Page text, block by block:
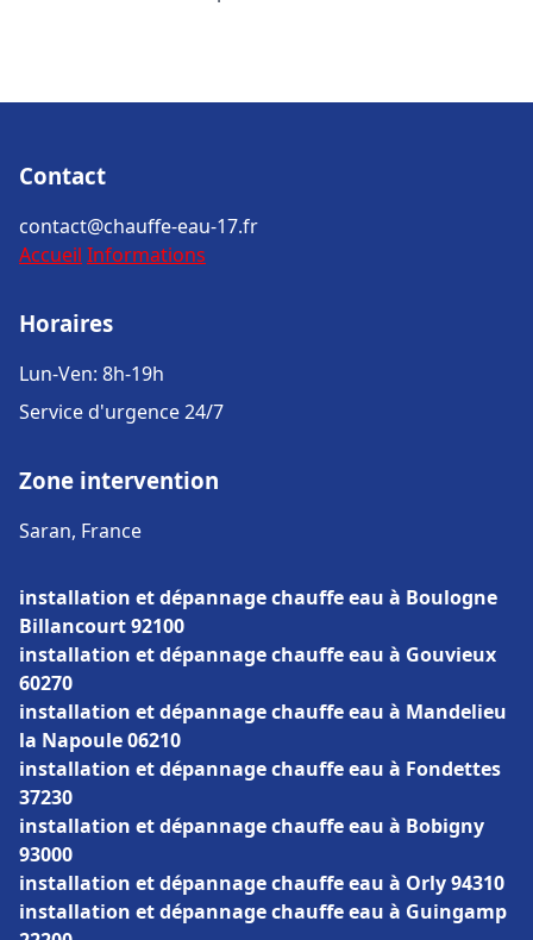
Contact
contact@chauffe-eau-17.fr
Accueil Informations
Horaires
Lun-Ven: 8h-19h
Service d'urgence 24/7
Zone intervention
Saran, France
installation et dépannage chauffe eau à Boulogne
Billancourt 92100
installation et dépannage chauffe eau à Gouvieux
60270
installation et dépannage chauffe eau à Mandelieu
la Napoule 06210
installation et dépannage chauffe eau à Fondettes
37230
installation et dépannage chauffe eau à Bobigny
93000
installation et dépannage chauffe eau à Orly 94310
installation et dépannage chauffe eau à Guingamp